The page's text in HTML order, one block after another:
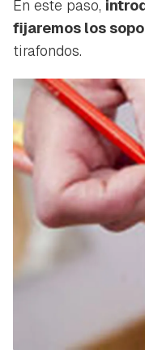
En este paso,
fijaremos los
tirafondos.